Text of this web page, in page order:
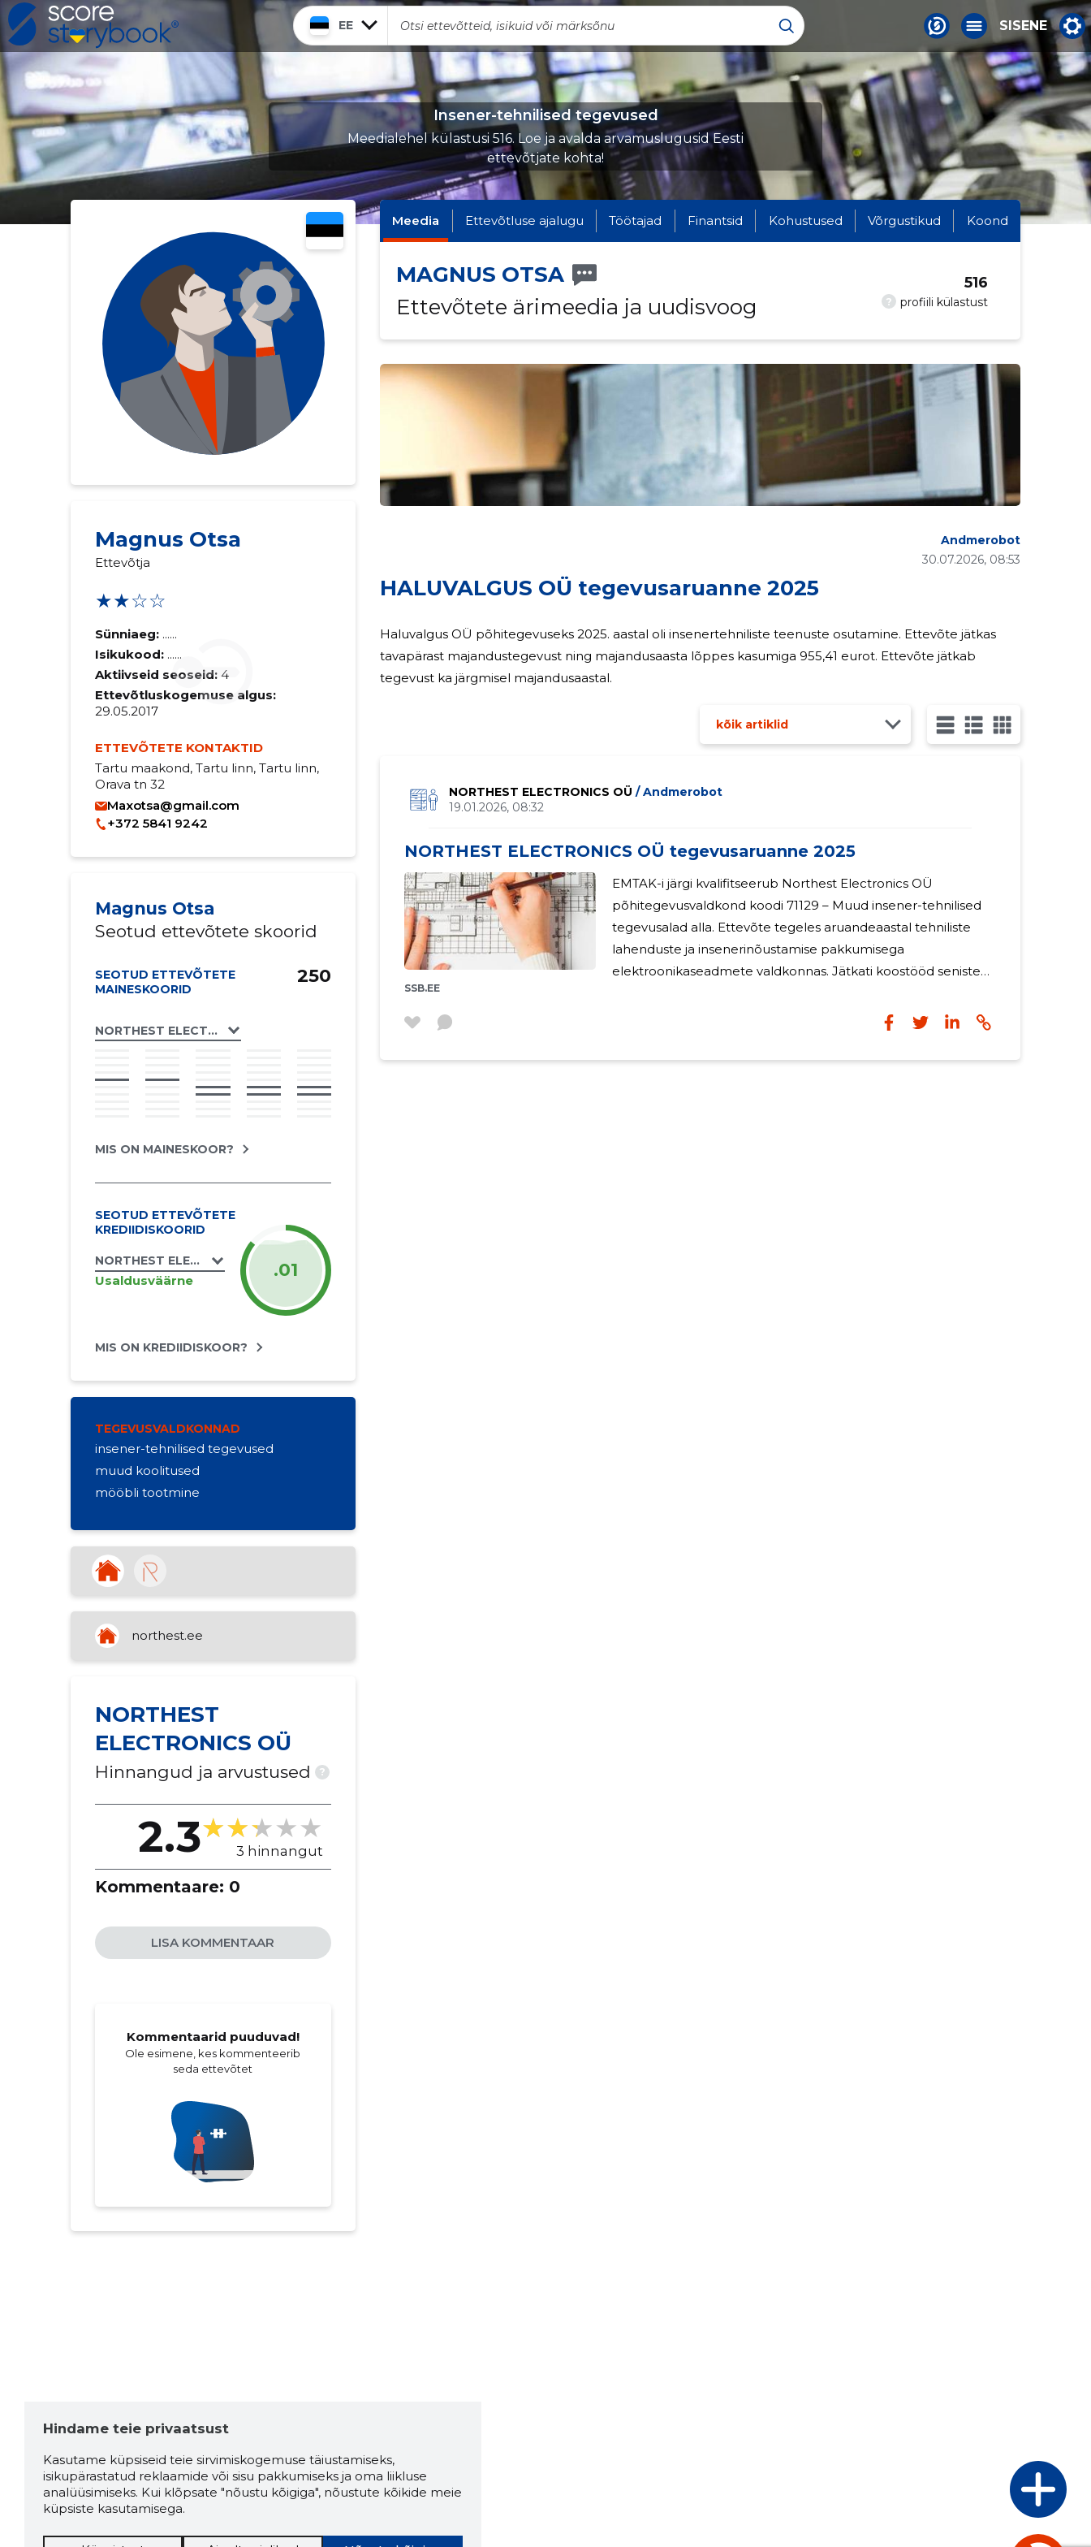
EE SISENE
Insener-tehnilised tegevused
Meedialehel külastusi 516. Loe ja avalda arvamuslugusid Eesti
ettevõtjate kohta!
Magnus Otsa
Ettevõtja
★★☆☆
Sünniaeg: ......
Isikukood: ......
Aktiivseid seoseid: 4
Ettevõtluskogemuse algus:
29.05.2017
ETTEVÕTETE KONTAKTID
Tartu maakond, Tartu linn, Tartu linn,
Orava tn 32
Maxotsa@gmail.com
+372 5841 9242
Magnus Otsa
Seotud ettevõtete skoorid
SEOTUD ETTEVÕTETE
MAINESKOORID
NORTHEST ELECTRONICS OÜ
250
MIS ON MAINESKOOR?
SEOTUD ETTEVÕTETE
KREDIIDISKOORID
NORTHEST ELECTRONICS OÜ
Usaldusväärne .01
MIS ON KREDIIDISKOOR?
TEGEVUSVALDKONNAD
insener-tehnilised tegevused
muud koolitused
mööbli tootmine
northest.ee
NORTHEST
ELECTRONICS OÜ
Hinnangud ja arvustused ?
2.3 3 hinnangut
Kommentaare: 0
LISA KOMMENTAAR
Kommentaarid puuduvad!
Ole esimene, kes kommenteerib
seda ettevõtet
Meedia Ettevõtluse ajalugu Töötajad Finantsid Kohustused Võrgustikud Koond
MAGNUS OTSA
Ettevõtete ärimeedia ja uudisvoog
? profiili külastust
516
HALUVALGUS OÜ tegevusaruanne 2025
30.07.2026, 08:53
Andmerobot
Haluvalgus OÜ põhitegevuseks 2025. aastal oli insenertehniliste teenuste osutamine. Ettevõte jätkas
tavapärast majandustegevust ning majandusaasta lõppes kasumiga 955,41 eurot. Ettevõte jätkab
tegevust ka järgmisel majandusaastal.
kõik artiklid
NORTHEST ELECTRONICS OÜ / Andmerobot
19.01.2026, 08:32
NORTHEST ELECTRONICS OÜ tegevusaruanne 2025
SSB.EE
EMTAK-i järgi kvalifitseerub Northest Electronics OÜ
põhitegevusvaldkond koodi 71129 – Muud insener-tehnilised
tegevusalad alla. Ettevõte tegeles aruandeaastal tehniliste
lahenduste ja insenerinõustamise pakkumisega
elektroonikaseadmete valdkonnas. Jätkati koostööd seniste
töötajaid. Juhatuse liikmed tegutsesid ilma töötasu või
müügitulu oli 2025. aastal 8 580,92 eurot, võrreldes 2024.
Hindame teie privaatsust
Kasutame küpsiseid teie sirvimiskogemuse täiustamiseks,
isikupärastatud reklaamide või sisu pakkumiseks ja oma liikluse
analüüsimiseks. Kui klõpsate "nõustu kõigiga", nõustute kõikide meie
küpsiste kasutamisega.